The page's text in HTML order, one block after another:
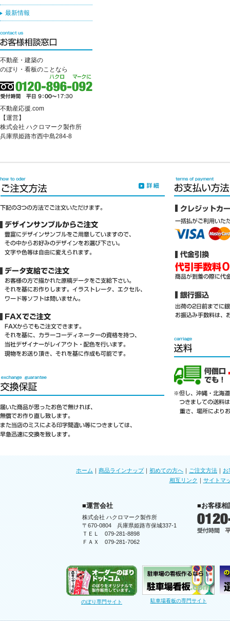
最新情報
不動産・建築の
のぼり・看板のことなら
不動産応援.com
【運営】
株式会社 ハクロマーク製作所
兵庫県姫路市西中島284-8
ホーム ｜ 商品ラインナップ｜ 初めての方へ ｜ ご注文方法 ｜ お
相互リンク ｜ サイトマ
■運営会社
株式会社 ハクロマーク製作所
〒670-0804 兵庫県姫路市保城337-1
ＴＥＬ 079-281-8898
ＦＡＸ 079-281-7062
■お客様相
のぼり専門サイト 駐車場看板の専門サイト